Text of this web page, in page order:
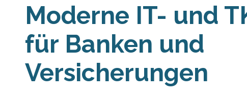
Moderne IT- und
für Banken und
Versicherungen